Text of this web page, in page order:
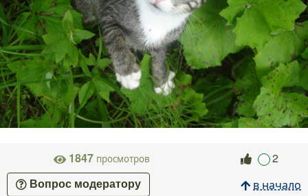
1847 просмотров 2
Вопрос модератору в начало